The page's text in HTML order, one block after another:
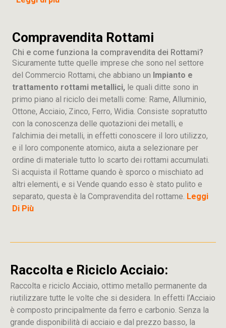
Compravendita Rottami
Chi e come funziona la compravendita dei Rottami?
Sicuramente tutte quelle imprese che sono nel settore
del Commercio Rottami, che abbiano un Impianto e
trattamento rottami metallici, le quali ditte sono in
primo piano al riciclo dei metalli come: Rame, Alluminio,
Ottone, Acciaio, Zinco, Ferro, Widia. Consiste sopratutto
con la conoscenza delle quotazioni dei metalli, e
l’alchimia dei metalli, in effetti conoscere il loro utilizzo,
e il loro componente atomico, aiuta a selezionare per
ordine di materiale tutto lo scarto dei rottami accumulati.
Si acquista il Rottame quando è sporco o mischiato ad
altri elementi, e si Vende quando esso è stato pulito e
separato, questa è la Compravendita del rottame. Leggi
Di Più
Raccolta e Riciclo Acciaio:
Raccolta e riciclo Acciaio, ottimo metallo permanente da
riutilizzare tutte le volte che si desidera. In effetti l’Acciaio
è composto principalmente da ferro e carbonio. Senza la
grande disponibilità di acciaio e dal prezzo basso, la